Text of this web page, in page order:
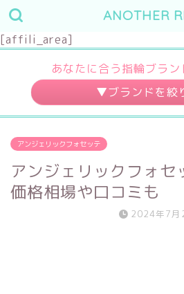
ANOTHER
[affili_area]
あなたに合う指輪ブラ
～10万円
～20万円
～30万円
アンジェリックフォセッテ
アンジェリックフォセ
価格相場や口コミも
2024年7月